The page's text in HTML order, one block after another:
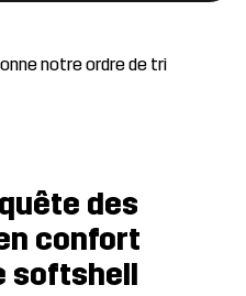
notre ordre de tri
des
confort
softshell